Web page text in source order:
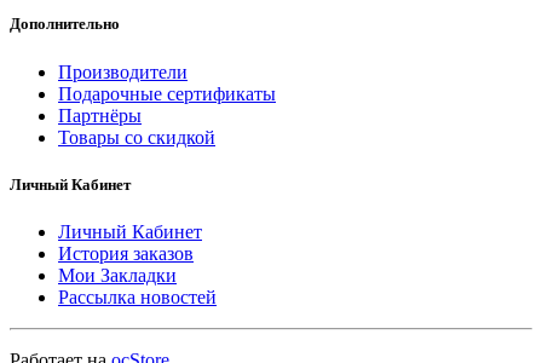
Дополнительно
Производители
Подарочные сертификаты
Партнёры
Товары со скидкой
Личный Кабинет
Личный Кабинет
История заказов
Мои Закладки
Рассылка новостей